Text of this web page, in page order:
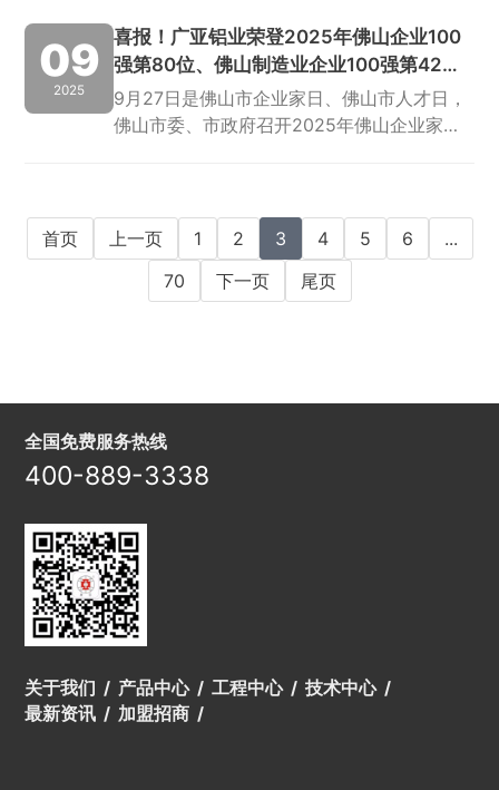
09
2025
喜报！广亚铝业荣登2025年佛山企业100
强第80位、佛山制造业企业100强第42
位、佛山企业国际化TOP30第24位
9月27日是佛山市企业家日、佛山市人才日，
佛山市委、市政府召开2025年佛山企业家大
首页
上一页 1 2 3 4 5 6
...
70
下一页 尾页
关于我们 产品中心 工程中心
技术中心
最新资讯
加盟招商
全国免费服务热线
400-889-3338